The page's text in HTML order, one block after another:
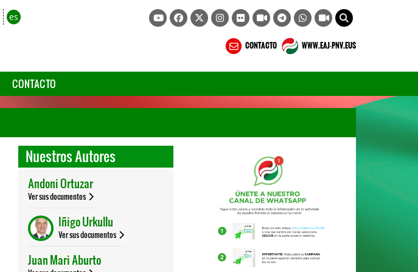
es
CONTACTO WWW.EAJ-PNV.EUS
CONTACTO
Nuestros Autores
Andoni Ortuzar
Ver sus documentos
Iñigo Urkullu
Ver sus documentos
Juan Mari Aburto